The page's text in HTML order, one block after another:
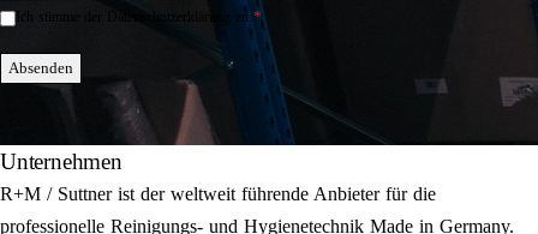
Einwilligung
Ich stimme der Datenschutzerklärung zu.*
Absenden
Unternehmen
R+M / Suttner ist der weltweit führende Anbieter für die
professionelle Reinigungs- und Hygienetechnik Made in Germany.